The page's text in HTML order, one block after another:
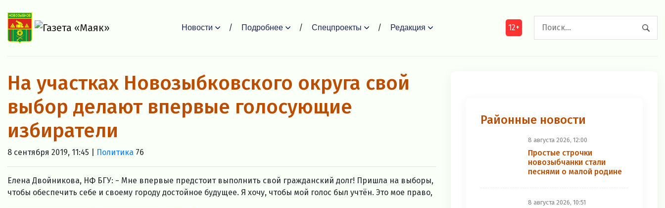
Новости Подробнее Спецпроекты Редакция 12+
На участках Новозыбковского округа свой
выбор делают впервые голосующие
избиратели
8 сентября 2019, 11:45 | Политика 76
Елена Двойникова, НФ БГУ: − Мне впервые предстоит выполнить свой гражданский долг! Пришла на выборы,
чтобы обеспечить себе и своему городу достойное будущее. Я хочу, чтобы мой голос был учтён. Это мое право,
Районные новости
8 августа 2026, 12:00
Простые строчки
новозыбчанки стали
песнями о малой родине
8 августа 2026, 10:51